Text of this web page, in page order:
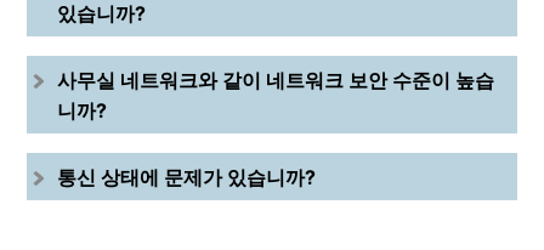
있습니까?
사무실 네트워크와 같이 네트워크 보안 수준이 높습
니까?
통신 상태에 문제가 있습니까?